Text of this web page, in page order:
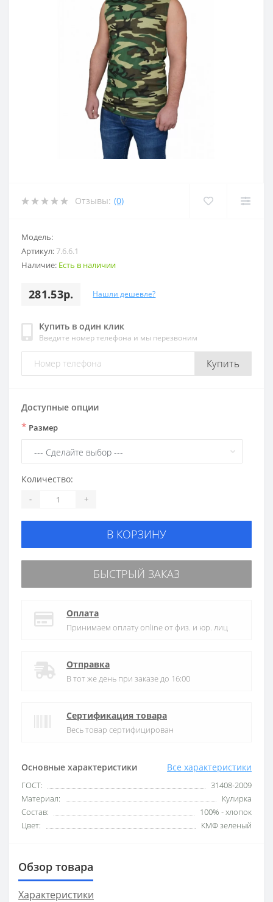
Отзывы: (0)
Модель:
Артикул:7.6.6.1
Наличие: Есть в наличии
281.53р. Нашли дешевле?
Купить в один клик
Введите номер телефона и мы перезвоним
Купить
Основные характеристики Все характеристики
ГОСТ:
31408-2009
Материал:
Кулирка
Состав:
100% - хлопок
Цвет:
КМФ зеленый
Доступные опции
* Размер
Количество:
- +
В КОРЗИНУ
БЫСТРЫЙ ЗАКАЗ
Оплата
Принимаем оплату online от физ. и юр. лиц
Отправка
В тот же день при заказе до 16:00
Сертификация товара
Весь товар сертифицирован
Обзор товара
Характеристики